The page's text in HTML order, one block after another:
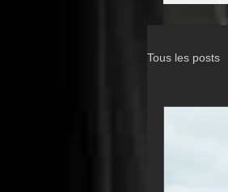
Tous les posts